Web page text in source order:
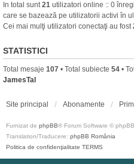
In total sunt21 utilizatori online :: 0
care se bazează pe utilizatorii activi în
Cei mai mulţi utilizatori conectaţi au fost
STATISTICI
Total mesaje 107 • Total subiecte 54 •
JamesTal
Site principal Abonamente
Furnizat de phpBB® Forum Software ©
Translation/Traducere: phpBB România
Politica de confidenţialitate TERMS